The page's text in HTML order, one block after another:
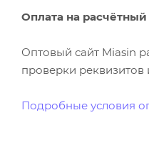
Оплата на
Оптовый сайт Miasin
проверки реквизитов
Подробные условия